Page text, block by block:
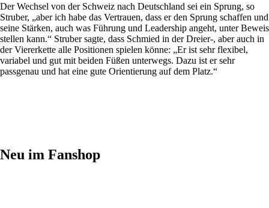
Der Wechsel von der Schweiz nach Deutschland sei ein Sprung, so
Struber, „aber ich habe das Vertrauen, dass er den Sprung schaffen und
seine Stärken, auch was Führung und Leadership angeht, unter Beweis
stellen kann.“ Struber sagte, dass Schmied in der Dreier-, aber auch in
der Viererkette alle Positionen spielen könne: „Er ist sehr flexibel,
variabel und gut mit beiden Füßen unterwegs. Dazu ist er sehr
passgenau und hat eine gute Orientierung auf dem Platz.“
Neu im Fanshop